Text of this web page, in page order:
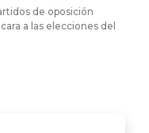
de oposición
a las elecciones del